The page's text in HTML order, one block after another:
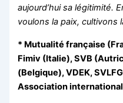
aujourd’hui sa légitimité.
voulons la paix, cultivons
* Mutualité française
Fimiv (Italie), SVB
(Belgique), VDEK,
Association